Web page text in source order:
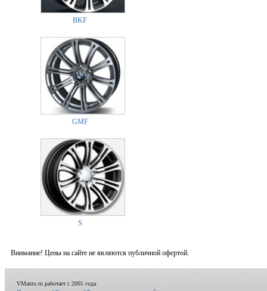
BKF
GMF
S
Внимание! Цены на сайте не являются публичной офертой.
VMauto.ru работает с 2005 года.